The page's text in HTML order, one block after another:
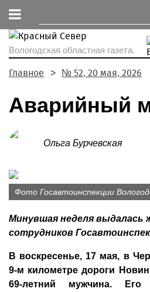
Вологодская областная газета.
Главное № 52, 20 мая, 2026
Аварийный
Ольга Бурчевская
Фото Госавтоинспекции
Минувшая неделя выдалась
сотрудников
В воскресенье, 17 мая, в
9-м километре дороги
69-летний мужчина. Его